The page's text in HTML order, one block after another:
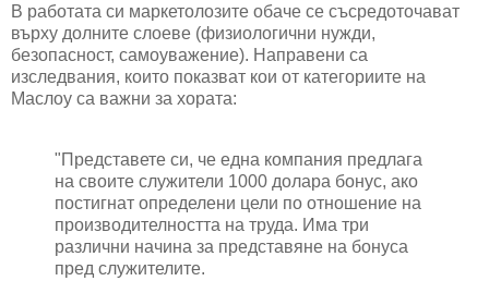
В работата си маркетолозите обаче се съсредоточават
върху долните слоеве (физиологични нужди,
безопасност, самоуважение). Направени са
изследвания, които показват кои от категориите на
Маслоу са важни за хората:
"Представете си, че една компания предлага
на своите служители 1000 долара бонус, ако
постигнат определени цели по отношение на
производителността на труда. Има три
различни начина за представяне на бонуса
пред служителите.